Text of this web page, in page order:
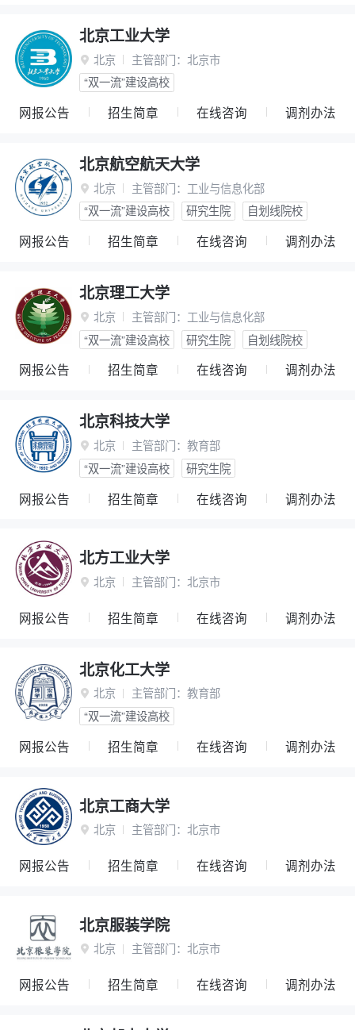
北京工业大学
 北京 主管部门： 北京市
“双一流”建设高校
网报公告 招生简章 在线咨询 调剂办法
北京航空航天大学
 北京 主管部门： 工业与信息化部
“双一流”建设高校
研究生院 自划线院校
网报公告 招生简章 在线咨询 调剂办法
北京理工大学
 北京 主管部门： 工业与信息化部
“双一流”建设高校
研究生院 自划线院校
网报公告 招生简章 在线咨询 调剂办法
北京科技大学
 北京 主管部门： 教育部
“双一流”建设高校
研究生院
网报公告 招生简章 在线咨询 调剂办法
北方工业大学
 北京 主管部门： 北京市
网报公告 招生简章 在线咨询 调剂办法
北京化工大学
 北京 主管部门： 教育部
“双一流”建设高校
网报公告 招生简章 在线咨询 调剂办法
北京工商大学
 北京 主管部门： 北京市
网报公告 招生简章 在线咨询 调剂办法
北京服装学院
 北京 主管部门： 北京市
网报公告 招生简章 在线咨询 调剂办法